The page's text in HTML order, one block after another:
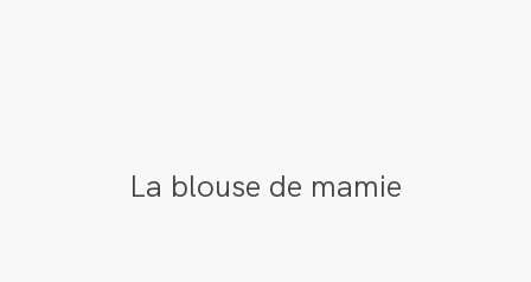
La blouse de mamie